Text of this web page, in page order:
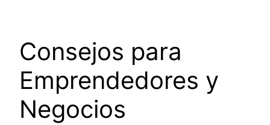
Consejos para
Emprendedores y
Negocios